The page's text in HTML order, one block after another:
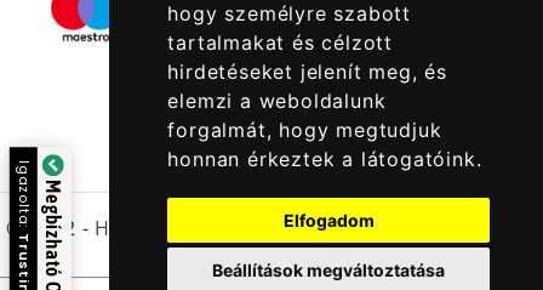
hogy személyre szabott
tartalmakat és célzott
hirdetéseket jelenít meg, és
elemzi a weboldalunk
forgalmát, hogy megtudjuk
honnan érkeztek a látogatóink.
Elfogadom
Beállítások megváltoztatása
© 2022 - Halcatraz Kft.
Megbízható Oldal
Igazolta: